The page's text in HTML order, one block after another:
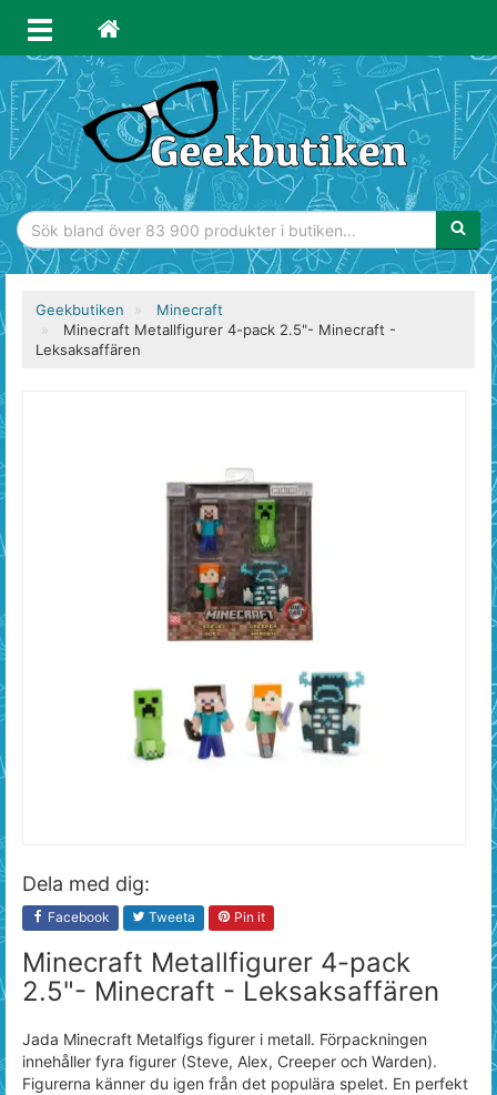
Geekbutiken
Minecraft
Minecraft Metallfigurer 4-pack 2.5"- Minecraft -
Leksaksaffären
Dela med dig:
Facebook Tweeta Pin it
Minecraft Metallfigurer 4-pack
2.5"- Minecraft - Leksaksaffären
Jada Minecraft Metalfigs figurer i metall. Förpackningen
innehåller fyra figurer (Steve, Alex, Creeper och Warden).
Figurerna känner du igen från det populära spelet. En perfekt